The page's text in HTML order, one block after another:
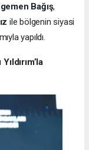
Bağış,
ile bölgenin siyasi
yapıldı.